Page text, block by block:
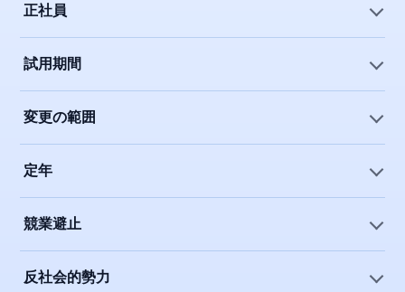
正社員
試用期間
変更の範囲
定年
競業避止
反社会的勢力